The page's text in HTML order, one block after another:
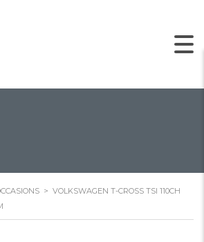
> VOLKSWAGEN T-CROSS TSI 110CH